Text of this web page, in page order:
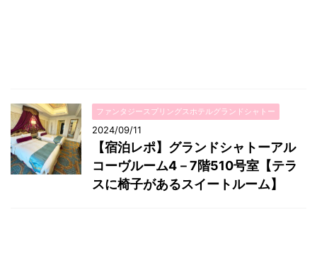
ファンタジースプリングスホテルグランドシャトー
2024/09/11
【宿泊レポ】グランドシャトーアル
コーヴルーム4－7階510号室【テラ
スに椅子があるスイートルーム】